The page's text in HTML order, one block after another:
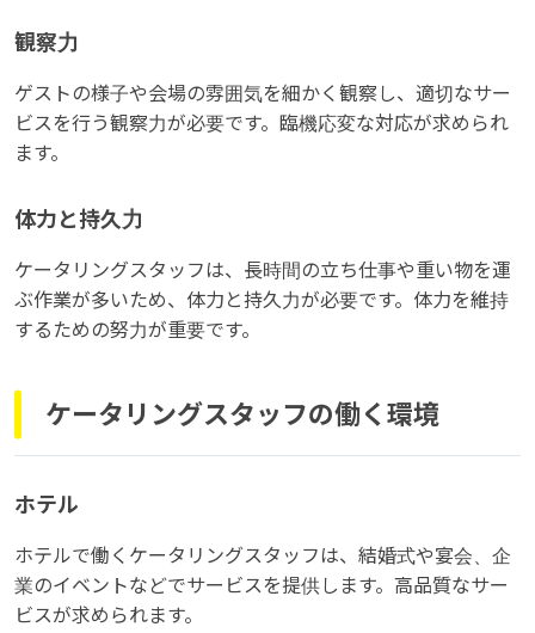
観察力
ゲストの様子や会場の雰囲気を細かく観察し、適切なサー
ビスを行う観察力が必要です。臨機応変な対応が求められ
ます。
体力と持久力
ケータリングスタッフは、長時間の立ち仕事や重い物を運
ぶ作業が多いため、体力と持久力が必要です。体力を維持
するための努力が重要です。
ケータリングスタッフの働く環境
ホテル
ホテルで働くケータリングスタッフは、結婚式や宴会、企
業のイベントなどでサービスを提供します。高品質なサー
ビスが求められます。